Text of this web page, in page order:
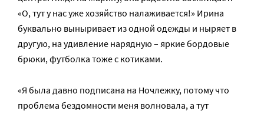
«О, тут у нас уже хозяйство налаживается!» Ирина
буквально выныривает из одной одежды и ныряет в
другую, на удивление нарядную – яркие бордовые
брюки, футболка тоже с котиками.
«Я была давно подписана на Ночлежку, потому что
проблема бездомности меня волновала, а тут